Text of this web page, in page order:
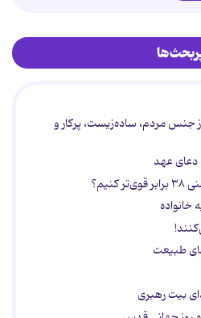
جنس مردم، ساده‌زیست، پرکار و
دعای عهد
طبیعت
بیت رهبری